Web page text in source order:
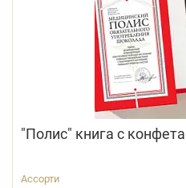
"Полис" книга с
Ассорти